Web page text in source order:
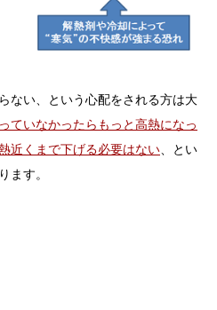
ない、という心配をされる方は大
ていなかったらもっと高熱になっ
近くまで下げる必要はない 、とい
ます。